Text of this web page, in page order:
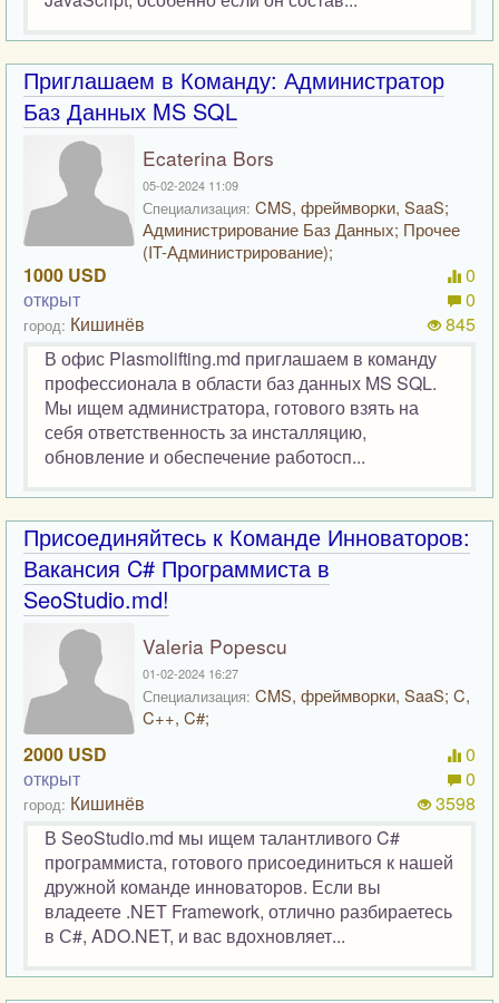
Приглашаем в Команду: Администратор
Баз Данных MS SQL
Ecaterina Bors
05-02-2024 11:09
Специализация: CMS, фреймворки, SaaS;
Администрирование Баз Данных; Прочее
(IT-Администрирование);
1000 USD
открыт
город: Кишинёв
0
0
845
В офис Plasmolifting.md приглашаем в команду
профессионала в области баз данных MS SQL.
Мы ищем администратора, готового взять на
себя ответственность за инсталляцию,
обновление и обеспечение работосп...
Присоединяйтесь к Команде Инноваторов:
Вакансия C# Программиста в
SeoStudio.md!
Valeria Popescu
01-02-2024 16:27
Специализация: CMS, фреймворки, SaaS; C,
C++, C#;
2000 USD
открыт
город: Кишинёв
0
0
3598
В SeoStudio.md мы ищем талантливого C#
программиста, готового присоединиться к нашей
дружной команде инноваторов. Если вы
владеете .NET Framework, отлично разбираетесь
в С#, ADO.NET, и вас вдохновляет...